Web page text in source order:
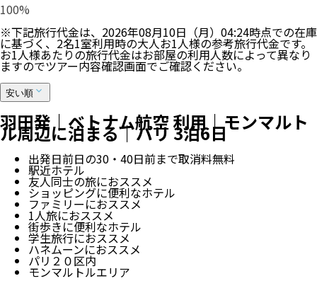
100%
※下記旅行代金は、 2026年08月10日（月）04:24時点での在庫
に基づく、2名1室利用時の大人お1人様の参考旅行代金です。
お1人様あたりの旅行代金はお部屋の利用人数によって異なり
ますのでツアー内容確認画面でご確認ください。
安い順
羽田発｜ベトナム航空 利用｜モンマルト
ル周辺に泊まる｜パリ 3泊6日
出発日前日の30・40日前まで取消料無料
駅近ホテル
友人同士の旅におススメ
ショッピングに便利なホテル
ファミリーにおススメ
1人旅におススメ
街歩きに便利なホテル
学生旅行におススメ
ハネムーンにおススメ
パリ２０区内
モンマルトルエリア